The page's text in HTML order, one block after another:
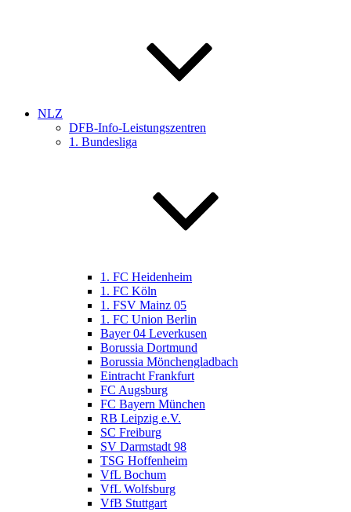
NLZ
DFB-Info-Leistungszentren
1. Bundesliga
1. FC Heidenheim
1. FC Köln
1. FSV Mainz 05
1. FC Union Berlin
Bayer 04 Leverkusen
Borussia Dortmund
Borussia Mönchengladbach
Eintracht Frankfurt
FC Augsburg
FC Bayern München
RB Leipzig e.V.
SC Freiburg
SV Darmstadt 98
TSG Hoffenheim
VfL Bochum
VfL Wolfsburg
VfB Stuttgart